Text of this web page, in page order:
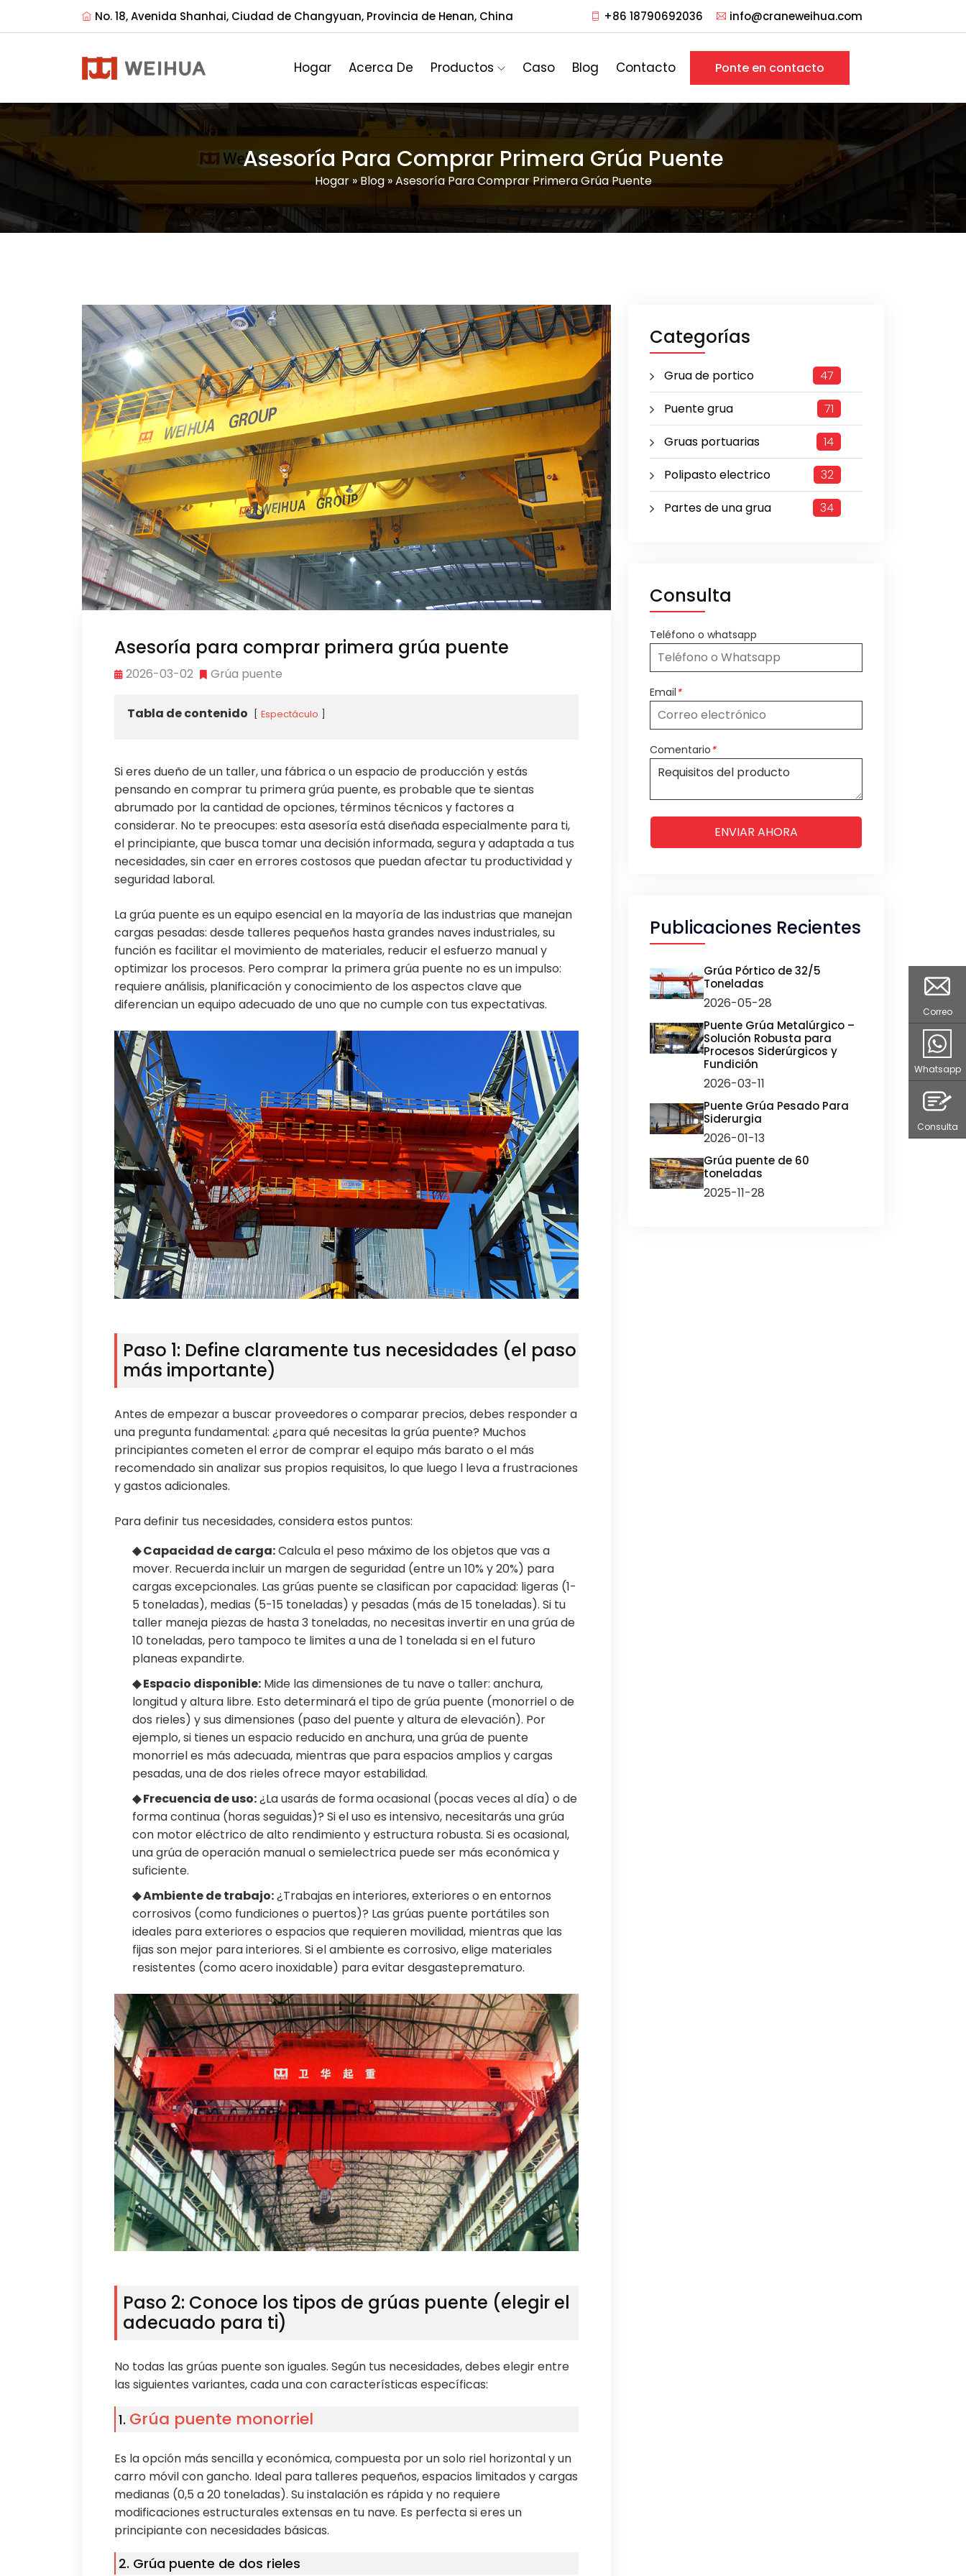
No. 18, Avenida Shanhai, Ciudad de Changyuan, Provincia de Henan, China +86 18790692036 info@craneweihua.com
Hogar Acerca De Productos Caso Blog Contacto Ponte en contacto
Asesoría Para Comprar Primera Grúa Puente
Hogar» Blog»Asesoría Para Comprar Primera Grúa Puente
Asesoría para comprar primera grúa puente
2026-03-02 Grúa puente
Tabla de contenido Espectáculo
Si eres dueño de un taller, una fábrica o un espacio de producción y estás
pensando en comprar tu primera grúa puente, es probable que te sientas
abrumado por la cantidad de opciones, términos técnicos y factores a
considerar. No te preocupes: esta asesoría está diseñada especialmente para ti,
el principiante, que busca tomar una decisión informada, segura y adaptada a tus
necesidades, sin caer en errores costosos que puedan afectar tu productividad y
seguridad laboral.
La grúa puente es un equipo esencial en la mayoría de las industrias que manejan
cargas pesadas: desde talleres pequeños hasta grandes naves industriales, su
función es facilitar el movimiento de materiales, reducir el esfuerzo manual y
optimizar los procesos. Pero comprar la primera grúa puente no es un impulso:
requiere análisis, planificación y conocimiento de los aspectos clave que
diferencian un equipo adecuado de uno que no cumple con tus expectativas.
Paso 1: Define claramente tus necesidades (el paso
más importante)
Antes de empezar a buscar proveedores o comparar precios, debes responder a
una pregunta fundamental: ¿para qué necesitas la grúa puente? Muchos
principiantes cometen el error de comprar el equipo más barato o el más
recomendado sin analizar sus propios requisitos, lo que luego l leva a frustraciones
y gastos adicionales.
Para definir tus necesidades, considera estos puntos:
◆ Capacidad de carga:Calcula el peso máximo de los objetos que vas a
mover. Recuerda incluir un margen de seguridad (entre un 10% y 20%) para
cargas excepcionales. Las grúas puente se clasifican por capacidad: ligeras (1-
5 toneladas), medias (5-15 toneladas) y pesadas (más de 15 toneladas). Si tu
taller maneja piezas de hasta 3 toneladas, no necesitas invertir en una grúa de
10 toneladas, pero tampoco te limites a una de 1 tonelada si en el futuro
planeas expandirte.
◆ Espacio disponible: Mide las dimensiones de tu nave o taller: anchura,
longitud y altura libre. Esto determinará el tipo de grúa puente (monorriel o de
dos rieles) y sus dimensiones (paso del puente y altura de elevación). Por
ejemplo, si tienes un espacio reducido en anchura, una grúa de puente
monorriel es más adecuada, mientras que para espacios amplios y cargas
pesadas, una de dos rieles ofrece mayor estabilidad.
◆ Frecuencia de uso:¿La usarás de forma ocasional (pocas veces al día) o de
forma continua (horas seguidas)? Si el uso es intensivo, necesitarás una grúa
con motor eléctrico de alto rendimiento y estructura robusta. Si es ocasional,
una grúa de operación manual o semielectrica puede ser más económica y
suficiente.
◆ Ambiente de trabajo:¿Trabajas en interiores, exteriores o en entornos
corrosivos (como fundiciones o puertos)? Las grúas puente portátiles son
ideales para exteriores o espacios que requieren movilidad, mientras que las
fijas son mejor para interiores. Si el ambiente es corrosivo, elige materiales
resistentes (como acero inoxidable) para evitar desgasteprematuro.
Paso 2: Conoce los tipos de grúas puente (elegir el
adecuado para ti)
No todas las grúas puente son iguales. Según tus necesidades, debes elegir entre
las siguientes variantes, cada una con características específicas:
1. Grúa puente monorriel
Es la opción más sencilla y económica, compuesta por un solo riel horizontal y un
carro móvil con gancho. Ideal para talleres pequeños, espacios limitados y cargas
medianas (0,5 a 20 toneladas). Su instalación es rápida y no requiere
modificaciones estructurales extensas en tu nave. Es perfecta si eres un
principiante con necesidades básicas.
2. Grúa puente de dos rieles
Categorías
Grua de portico
47
Puente grua
71
Gruas portuarias
14
Polipasto electrico
32
Partes de una grua
34
Consulta
Teléfono o whatsapp
Email*
Comentario*
ENVIAR AHORA
Publicaciones Recientes
Grúa Pórtico de 32/5
Toneladas
2026-05-28
Puente Grúa Metalúrgico –
Solución Robusta para
Procesos Siderúrgicos y
Fundición
2026-03-11
Puente Grúa Pesado Para
Siderurgia
2026-01-13
Grúa puente de 60
toneladas
2025-11-28
Correo
Whatsapp
Consulta